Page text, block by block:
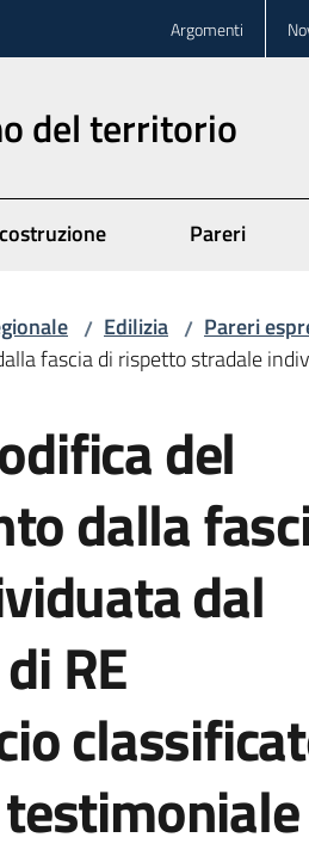
Argomenti
del territorio
Pareri
/ Edilizia / Pareri
fascia di rispetto stradale
del
dalla
dal
RE